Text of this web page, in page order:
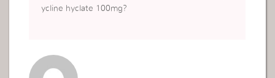
ycline hyclate 100mg?